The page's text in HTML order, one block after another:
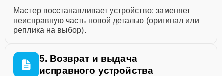
Мастер восстанавливает устройство: заменяет
неисправную часть новой деталью (оригинал или
реплика на выбор).
5. Возврат и выдача
исправного устройства